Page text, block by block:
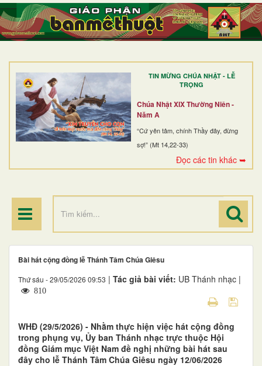
TIN MỪNG CHÚA NHẬT - LỄ
TRỌNG
Chúa Nhật XIX Thường Niên -
Năm A
“Cứ yên tâm, chính Thầy đây, đừng
sợ!” (Mt 14,22-33)
Đọc các tin khác ➥
TRANG NHẤT
GIỚI THIỆU
DÒNG TU
BAN MỤC VỤ
ĐOÀN THỂ CG
ĐIỂM HÀNH HƯƠNG
Bài hát cộng đồng lễ Thánh Tâm Chúa Giêsu
Thứ sáu - 29/05/2026 09:53 | Tác giả bài viết: UB Thánh nhạc |
810
WHĐ (29/5/2026) - Nhằm thực hiện việc hát cộng đồng
trong phụng vụ, Ủy ban Thánh nhạc trực thuộc Hội
đồng Giám mục Việt Nam đề nghị những bài hát sau
đây cho lễ Thánh Tâm Chúa Giêsu ngày 12/06/2026